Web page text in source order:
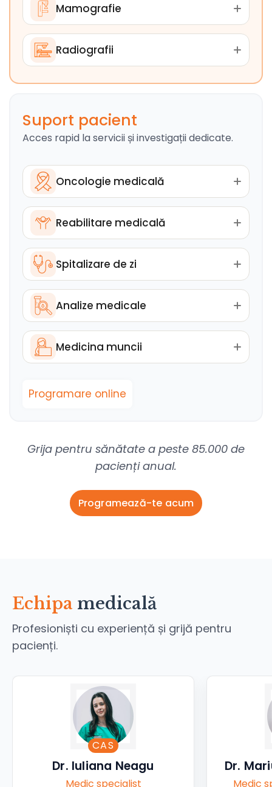
Mamografie
Radiografii
Suport pacient
Acces rapid la servicii și investigații dedicate.
Oncologie medicală
Reabilitare medicală
Spitalizare de zi
Analize medicale
Medicina muncii
Programare online
Grija pentru sănătate a peste 85.000 de
pacienți anual.
Programează-te acum
Echipa medicală
Profesioniști cu experiență și grijă pentru
pacienți.
CAS
Dr. Iuliana Neagu
Medic specialist
Dr.
Medic